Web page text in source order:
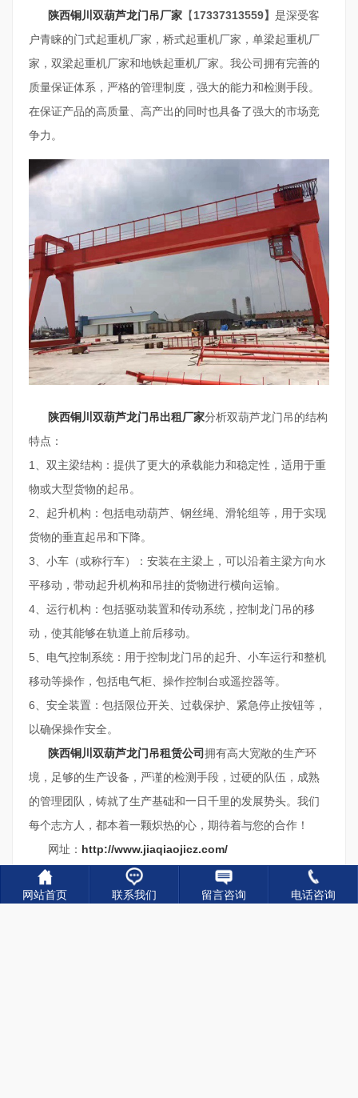
陕西铜川双葫芦龙门吊厂家 【17337313559】 是深受客
户青睐的门式起重机厂家，桥式起重机厂家，单梁起重机厂
家，双梁起重机厂家和地铁起重机厂家。我公司拥有完善的
质量保证体系，严格的管理制度，强大的能力和检测手段。
在保证产品的高质量、高产出的同时也具备了强大的市场竞
争力。
陕西铜川双葫芦龙门吊出租厂家分析双葫芦龙门吊的结构
特点：
1、双主梁结构：提供了更大的承载能力和稳定性，适用于重
物或大型货物的起吊。
2、起升机构：包括电动葫芦、钢丝绳、滑轮组等，用于实现
货物的垂直起吊和下降。
3、小车（或称行车）：安装在主梁上，可以沿着主梁方向水
平移动，带动起升机构和吊挂的货物进行横向运输。
4、运行机构：包括驱动装置和传动系统，控制龙门吊的移
动，使其能够在轨道上前后移动。
5、电气控制系统：用于控制龙门吊的起升、小车运行和整机
移动等操作，包括电气柜、操作控制台或遥控器等。
6、安全装置：包括限位开关、过载保护、紧急停止按钮等，
以确保操作安全。
陕西铜川双葫芦龙门吊租赁公司拥有高大宽敞的生产环
境，足够的生产设备，严谨的检测手段，过硬的队伍，成熟
的管理团队，铸就了生产基础和一日千里的发展势头。我们
每个志方人，都本着一颗炽热的心，期待着与您的合作！
网址： http://www.jiaqiaojicz.com/
手机站：http://m.jiaqiaojicz.com
网站首页 联系我们 留言咨询 电话咨询